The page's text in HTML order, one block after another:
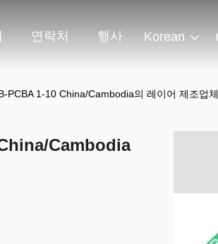
연락처 행사 Korean
PCBA 1-10 China/Cambodia의 레이어 제조업체
Cambodia